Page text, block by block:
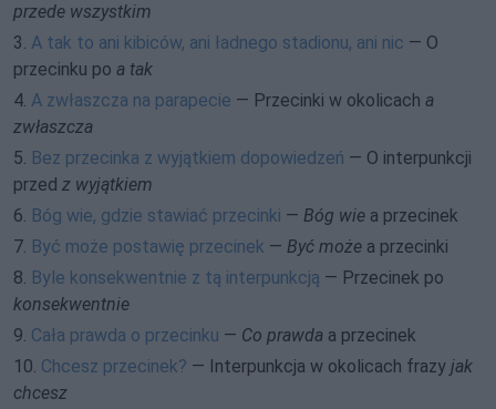
przede wszystkim
3. A tak to ani kibiców, ani ładnego stadionu, ani nic — O
przecinku po a tak
4. A zwłaszcza na parapecie — Przecinki w okolicach a
zwłaszcza
5. Bez przecinka z wyjątkiem dopowiedzeń — O interpunkcji
przed z wyjątkiem
6. Bóg wie, gdzie stawiać przecinki — Bóg wie a przecinek
7. Być może postawię przecinek — Być może a przecinki
8. Byle konsekwentnie z tą interpunkcją — Przecinek po
konsekwentnie
9. Cała prawda o przecinku — Co prawda a przecinek
10. Chcesz przecinek? — Interpunkcja w okolicach frazy jak
chcesz